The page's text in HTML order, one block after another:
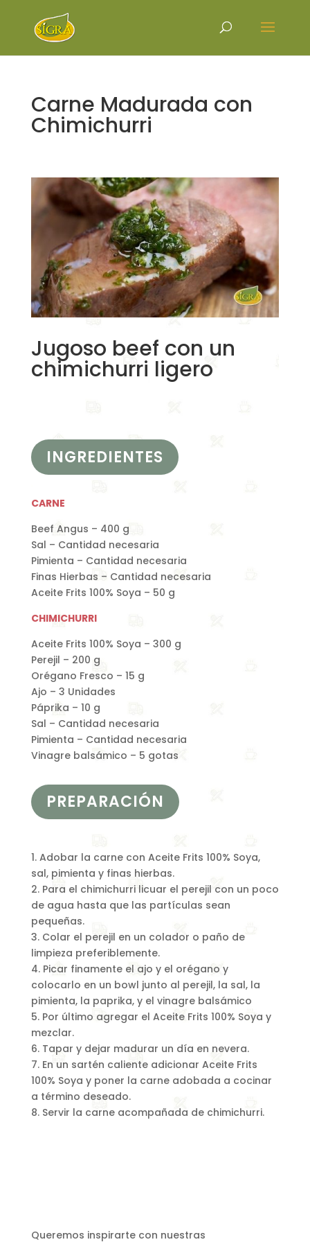
Carne Madurada con
Chimichurri
Jugoso beef con un
chimichurri ligero
INGREDIENTES
CARNE
Beef Angus – 400 g
Sal – Cantidad necesaria
Pimienta – Cantidad necesaria
Finas Hierbas – Cantidad necesaria
Aceite Frits 100% Soya – 50 g
CHIMICHURRI
Aceite Frits 100% Soya – 300 g
Perejil – 200 g
Orégano Fresco – 15 g
Ajo – 3 Unidades
Páprika – 10 g
Sal – Cantidad necesaria
Pimienta – Cantidad necesaria
Vinagre balsámico – 5 gotas
PREPARACIÓN
1. Adobar la carne con Aceite Frits 100% Soya,
sal, pimienta y finas hierbas.
2. Para el chimichurri licuar el perejil con un poco
de agua hasta que las partículas sean
pequeñas.
3. Colar el perejil en un colador o paño de
limpieza preferiblemente.
4. Picar finamente el ajo y el orégano y
colocarlo en un bowl junto al perejil, la sal, la
pimienta, la paprika, y el vinagre balsámico
5. Por último agregar el Aceite Frits 100% Soya y
mezclar.
6. Tapar y dejar madurar un día en nevera.
7. En un sartén caliente adicionar Aceite Frits
100% Soya y poner la carne adobada a cocinar
a término deseado.
8. Servir la carne acompañada de chimichurri.
Queremos inspirarte con nuestras